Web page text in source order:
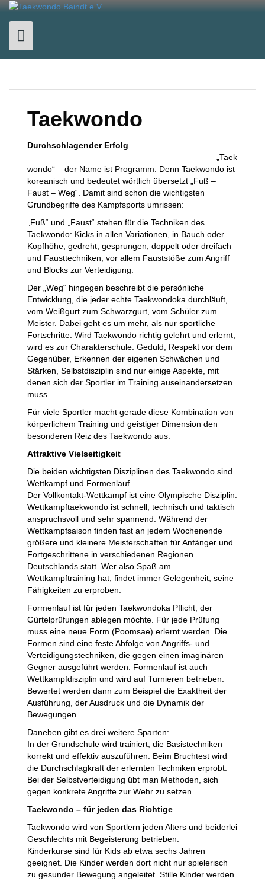
Skip
content
Taekwondo
Durchschlagender Erfolg
„Taek
wondo“ – der Name ist Programm. Denn Taekwondo ist
koreanisch und bedeutet wörtlich übersetzt „Fuß –
Faust – Weg“. Damit sind schon die wichtigsten
Grundbegriffe des Kampfsports umrissen:
„Fuß“ und „Faust“ stehen für die Techniken des
Taekwondo: Kicks in allen Variationen, in Bauch oder
Kopfhöhe, gedreht, gesprungen, doppelt oder dreifach
und Fausttechniken, vor allem Fauststöße zum Angriff
und Blocks zur Verteidigung.
Der „Weg“ hingegen beschreibt die persönliche
Entwicklung, die jeder echte Taekwondoka durchläuft,
vom Weißgurt zum Schwarzgurt, vom Schüler zum
Meister. Dabei geht es um mehr, als nur sportliche
Fortschritte. Wird Taekwondo richtig gelehrt und erlernt,
wird es zur Charakterschule. Geduld, Respekt vor dem
Gegenüber, Erkennen der eigenen Schwächen und
Stärken, Selbstdisziplin sind nur einige Aspekte, mit
denen sich der Sportler im Training auseinandersetzen
muss.
Für viele Sportler macht gerade diese Kombination von
körperlichem Training und geistiger Dimension den
besonderen Reiz des Taekwondo aus.
Attraktive Vielseitigkeit
Die beiden wichtigsten Disziplinen des Taekwondo sind
Wettkampf und Formenlauf.
Der Vollkontakt-Wettkampf ist eine Olympische Disziplin.
Wettkampftaekwondo ist schnell, technisch und taktisch
anspruchsvoll und sehr spannend. Während der
Wettkampfsaison finden fast an jedem Wochenende
größere und kleinere Meisterschaften für Anfänger und
Fortgeschrittene in verschiedenen Regionen
Deutschlands statt. Wer also Spaß am
Wettkampftraining hat, findet immer Gelegenheit, seine
Fähigkeiten zu erproben.
Formenlauf ist für jeden Taekwondoka Pflicht, der
Gürtelprüfungen ablegen möchte. Für jede Prüfung
muss eine neue Form (Poomsae) erlernt werden. Die
Formen sind eine feste Abfolge von Angriffs- und
Verteidigungstechniken, die gegen einen imaginären
Gegner ausgeführt werden. Formenlauf ist auch
Wettkampfdisziplin und wird auf Turnieren betrieben.
Bewertet werden dann zum Beispiel die Exaktheit der
Ausführung, der Ausdruck und die Dynamik der
Bewegungen.
Daneben gibt es drei weitere Sparten:
In der Grundschule wird trainiert, die Basistechniken
korrekt und effektiv auszuführen. Beim Bruchtest wird
die Durchschlagkraft der erlernten Techniken erprobt.
Bei der Selbstverteidigung übt man Methoden, sich
gegen konkrete Angriffe zur Wehr zu setzen.
Taekwondo – für jeden das Richtige
Taekwondo wird von Sportlern jeden Alters und beiderlei
Geschlechts mit Begeisterung betrieben.
Kinderkurse sind für Kids ab etwa sechs Jahren
geeignet. Die Kinder werden dort nicht nur spielerisch
zu gesunder Bewegung angeleitet. Stille Kinder werden